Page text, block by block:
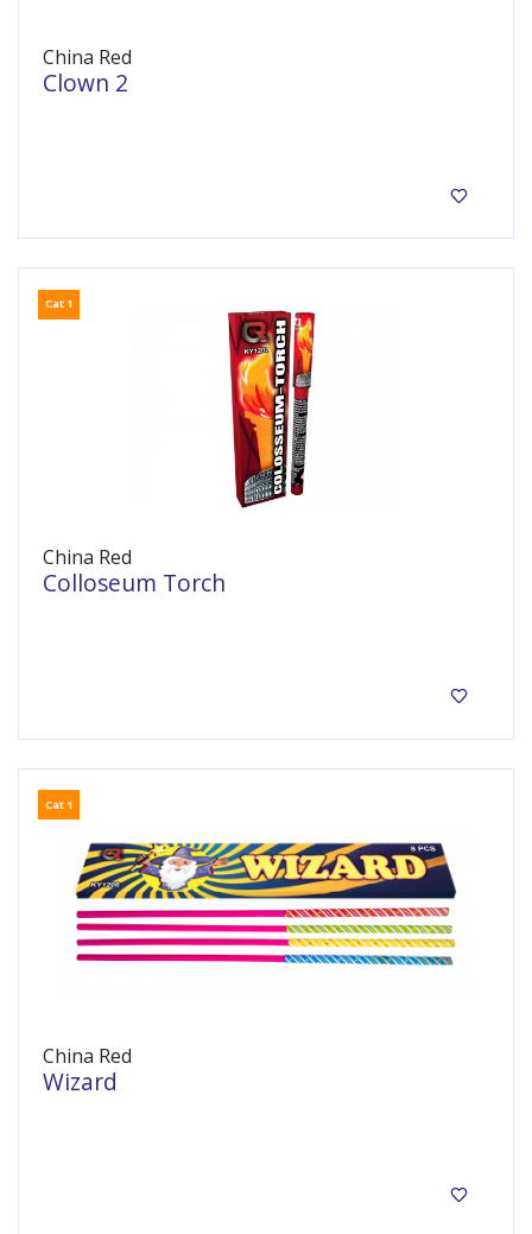
China Red
Clown 2
Cat 1
China Red
Colloseum Torch
Cat 1
China Red
Wizard